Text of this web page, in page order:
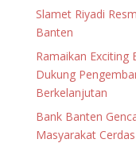
Slamet Riyadi
Banten
Ramaikan Exciting
Dukung
Berkelanjutan
Bank Banten
Masyarakat